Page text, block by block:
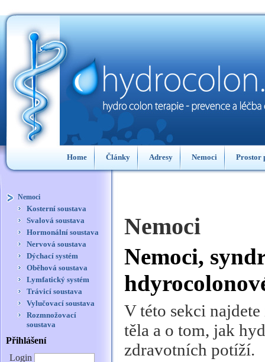
Home Články Adresy Nemoci Prostor
Nemoci
Kosterní soustava
Svalová soustava
Hormonální soustava
Nervová soustava
Dýchací systém
Oběhová soustava
Lymfatický systém
Trávicí soustava
Vylučovací soustava
Rozmnožovací
soustava
Přihlášení
Login
Nemoci
Nemoci,
V této sekci
těla a o tom, jak
zdravotních potíží.